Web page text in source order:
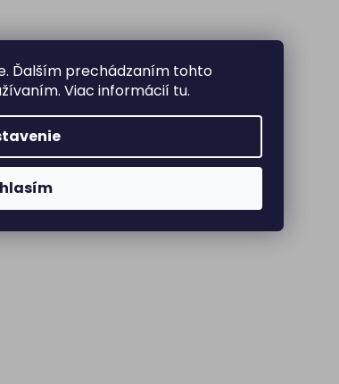
Ďalším prechádzaním tohto
Viac informácií tu.